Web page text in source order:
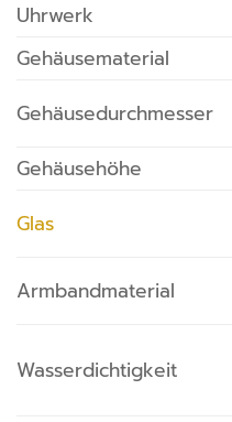
Uhrwerk
Gehäusematerial
Gehäusedurchmesser
Gehäusehöhe
Glas
Armbandmaterial
Wasserdichtigkeit